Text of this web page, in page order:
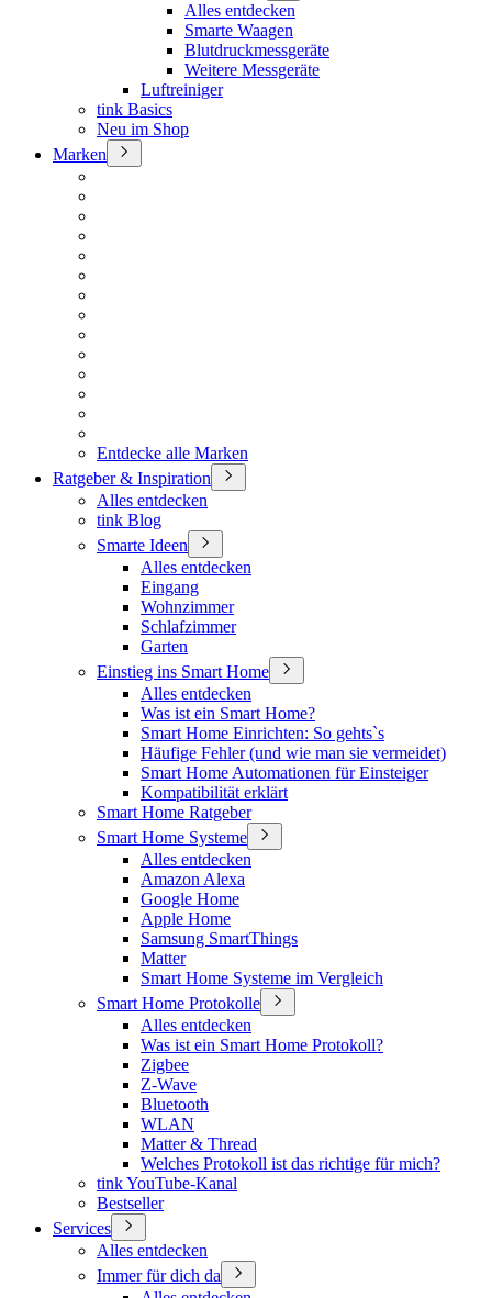
Alles entdecken
Smarte Waagen
Blutdruckmessgeräte
Weitere Messgeräte
Luftreiniger
tink Basics
Neu im Shop
Marken
Entdecke alle Marken
Ratgeber & Inspiration
Alles entdecken
tink Blog
Smarte Ideen
Alles entdecken
Eingang
Wohnzimmer
Schlafzimmer
Garten
Einstieg ins Smart Home
Alles entdecken
Was ist ein Smart Home?
Smart Home Einrichten: So gehts`s
Häufige Fehler (und wie man sie vermeidet)
Smart Home Automationen für Einsteiger
Kompatibilität erklärt
Smart Home Ratgeber
Smart Home Systeme
Alles entdecken
Amazon Alexa
Google Home
Apple Home
Samsung SmartThings
Matter
Smart Home Systeme im Vergleich
Smart Home Protokolle
Alles entdecken
Was ist ein Smart Home Protokoll?
Zigbee
Z-Wave
Bluetooth
WLAN
Matter & Thread
Welches Protokoll ist das richtige für mich?
tink YouTube-Kanal
Bestseller
Services
Alles entdecken
Immer für dich da